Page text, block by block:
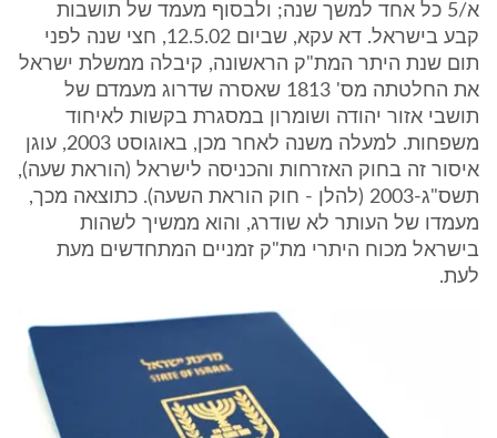
א/5 כל אחד למשך שנה; ולבסוף מעמד של תושבות
קבע בישראל. דא עקא, שביום 12.5.02, חצי שנה לפני
תום שנת היתר המת"ק הראשונה, קיבלה ממשלת ישראל
את החלטתה מס' 1813 שאסרה שדרוג מעמדם של
תושבי אזור יהודה ושומרון במסגרת בקשות לאיחוד
משפחות. למעלה משנה לאחר מכן, באוגוסט 2003, עוגן
איסור זה בחוק האזרחות והכניסה לישראל (הוראת שעה),
תשס"ג-2003 (להלן - חוק הוראת השעה). כתוצאה מכך,
מעמדו של העותר לא שודרג, והוא ממשיך לשהות
בישראל מכוח היתרי מת"ק זמניים המתחדשים מעת
לעת.